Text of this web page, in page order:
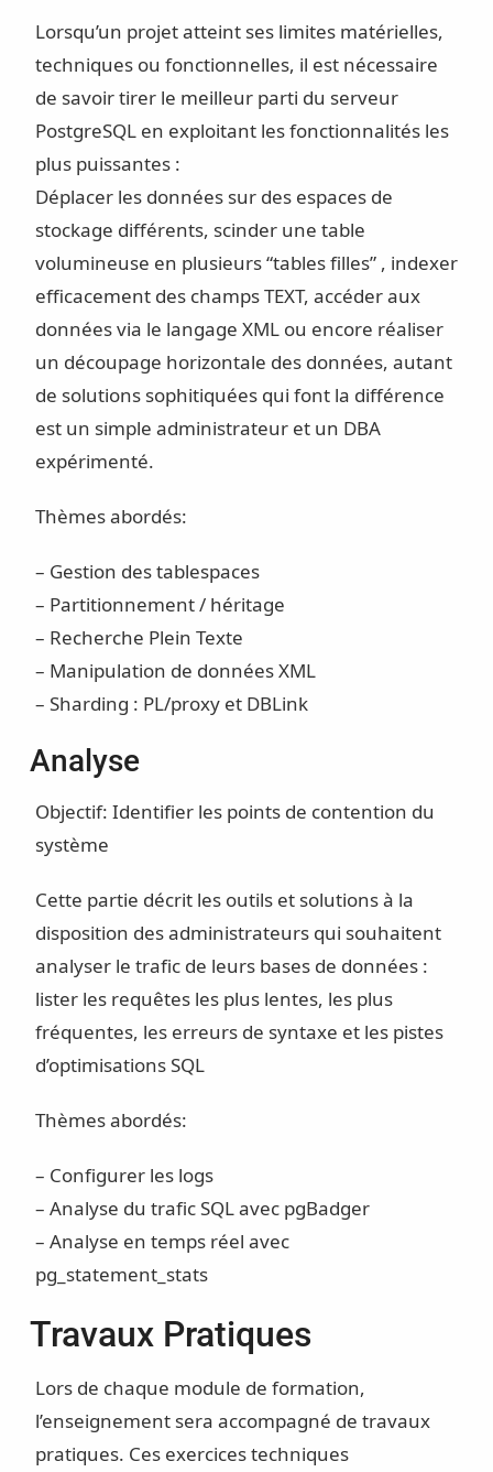
Lorsqu’un projet atteint ses limites matérielles,
techniques ou fonctionnelles, il est nécessaire
de savoir tirer le meilleur parti du serveur
PostgreSQL en exploitant les fonctionnalités les
plus puissantes :
Déplacer les données sur des espaces de
stockage différents, scinder une table
volumineuse en plusieurs “tables filles” , indexer
efficacement des champs TEXT, accéder aux
données via le langage XML ou encore réaliser
un découpage horizontale des données, autant
de solutions sophitiquées qui font la différence
est un simple administrateur et un DBA
expérimenté.
Thèmes abordés:
– Gestion des tablespaces
– Partitionnement / héritage
– Recherche Plein Texte
– Manipulation de données XML
– Sharding : PL/proxy et DBLink
Analyse
Objectif: Identifier les points de contention du
système
Cette partie décrit les outils et solutions à la
disposition des administrateurs qui souhaitent
analyser le trafic de leurs bases de données :
lister les requêtes les plus lentes, les plus
fréquentes, les erreurs de syntaxe et les pistes
d’optimisations SQL
Thèmes abordés:
– Configurer les logs
– Analyse du trafic SQL avec pgBadger
– Analyse en temps réel avec
pg_statement_stats
Travaux Pratiques
Lors de chaque module de formation,
l’enseignement sera accompagné de travaux
pratiques. Ces exercices techniques